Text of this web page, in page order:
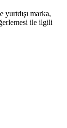
yurtdışı marka,
ile ilgili